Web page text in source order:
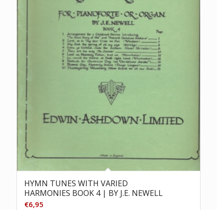
HYMN TUNES WITH VARIED
HARMONIES BOOK 4 | BY J.E. NEWELL
€6,95